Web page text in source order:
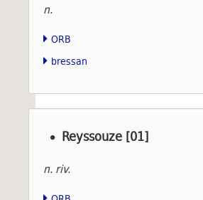
n.
ORB
bressan
Reyssouze [01]
n. riv.